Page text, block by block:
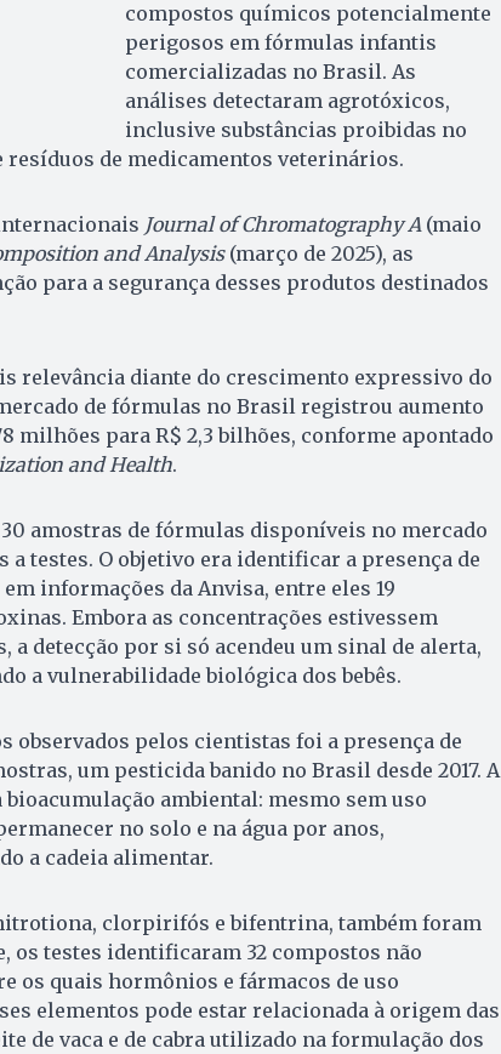
compostos químicos potencialmente
perigosos em fórmulas infantis
comercializadas no Brasil. As
análises detectaram agrotóxicos,
inclusive substâncias proibidas no
resíduos de medicamentos veterinários.
Journal of Chromatography A(maio
and Analysis(março de 2025), as
para a segurança desses produtos destinados
relevância diante do crescimento expressivo do
de fórmulas no Brasil registrou aumento
milhões para R$ 2,3 bilhões, conforme apontado
and Health.
amostras de fórmulas disponíveis no mercado
testes. O objetivo era identificar a presença de
informações da Anvisa, entre eles 19
Embora as concentrações estivessem
a detecção por si só acendeu um sinal de alerta,
a vulnerabilidade biológica dos bebês.
observados pelos cientistas foi a presença de
um pesticida banido no Brasil desde 2017. A
ambiental: mesmo sem uso
no solo e na água por anos,
a cadeia alimentar.
clorpirifós e bifentrina, também foram
os testes identificaram 32 compostos não
os quais hormônios e fármacos de uso
elementos pode estar relacionada à origem das
de vaca e de cabra utilizado na formulação dos